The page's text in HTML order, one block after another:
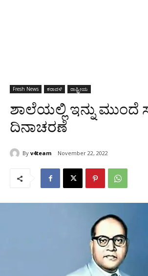
Fresh News ಕರಾವಳಿ ರಾಷ್ಟ್ರೀಯ
ಶಾಲೆಯಲ್ಲಿ ಇನ್ನು ಮುಂದೆ
ದಿನಾಚರಣೆ
By v4team November 22, 2022